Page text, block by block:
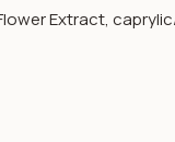
Extract,